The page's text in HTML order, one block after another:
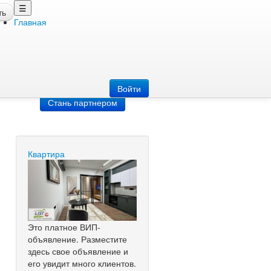
☰
Главная
Войти
Стань партнером
Квартира
Это платное ВИП-
объявление. Разместите
здесь свое объявление и
его увидит много клиентов.